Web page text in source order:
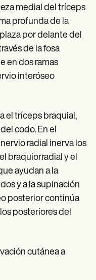
medial del tríceps
profunda de la
por delante del
de la fosa
en dos ramas
interóseo
el tríceps braquial,
codo. En el
radial inerva los
braquiorradial y el
ayudan a la
y a la supinación
posterior continúa
posteriores del
cutánea a